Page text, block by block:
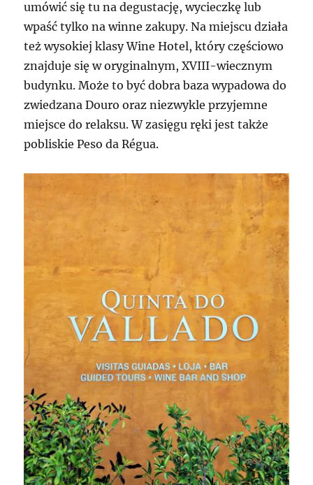
umówić się tu na degustację, wycieczkę lub
wpaść tylko na winne zakupy. Na miejscu działa
też wysokiej klasy Wine Hotel, który częściowo
znajduje się w oryginalnym, XVIII-wiecznym
budynku. Może to być dobra baza wypadowa do
zwiedzana Douro oraz niezwykle przyjemne
miejsce do relaksu. W zasięgu ręki jest także
pobliskie Peso da Régua.